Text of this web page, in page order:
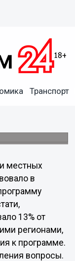
Транспорт
местных
в
13% от
регионами,
к программе.
вопросы.